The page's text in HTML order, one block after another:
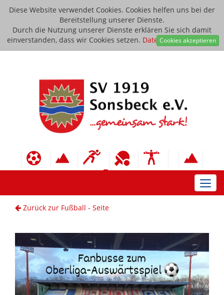
Diese Website verwendet Cookies. Cookies helfen uns bei der
Bereitstellung unserer Dienste.
Durch die Nutzung unserer Dienste erklären Sie sich damit
einverstanden, dass wir Cookies setzen. Datenschutzerklärung
Cookies akzeptieren
Zurück zur Fußball - Seite